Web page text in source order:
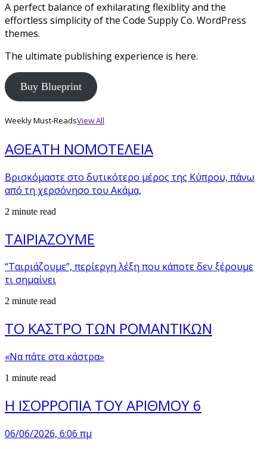
A perfect balance of exhilarating flexiblity and the
effortless simplicity of the Code Supply Co. WordPress
themes.
The ultimate publishing experience is here.
Buy Blueprint
Weekly Must-ReadsView All
ΑΘΕΑΤΗ ΝΟΜΟΤΕΛΕΙΑ
Βρισκόμαστε στο δυτικότερο μέρος της Κύπρου, πάνω
από τη χερσόνησο του Ακάμα,
2 minute read
ΤΑΙΡΙΑΖΟΥΜΕ
“Ταιριάζουμε”, περίεργη λέξη που κάποτε δεν ξέρουμε
τι σημαίνει
2 minute read
ΤΟ ΚΑΣΤΡΟ ΤΩΝ ΡΟΜΑΝΤΙΚΩΝ
«Να πάτε στα κάστρα»
1 minute read
Η ΙΣΟΡΡΟΠΙΑ ΤΟΥ ΑΡΙΘΜΟΥ 6
06/06/2026, 6:06 πμ